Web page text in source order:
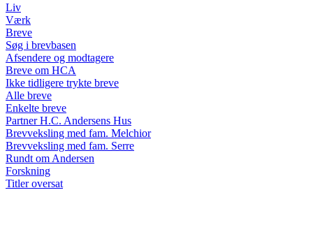
Liv
Værk
Breve
Søg i brevbasen
Afsendere og modtagere
Breve om HCA
Ikke tidligere trykte breve
Alle breve
Enkelte breve
Partner H.C. Andersens Hus
Brevveksling med fam. Melchior
Brevveksling med fam. Serre
Rundt om Andersen
Forskning
Titler oversat